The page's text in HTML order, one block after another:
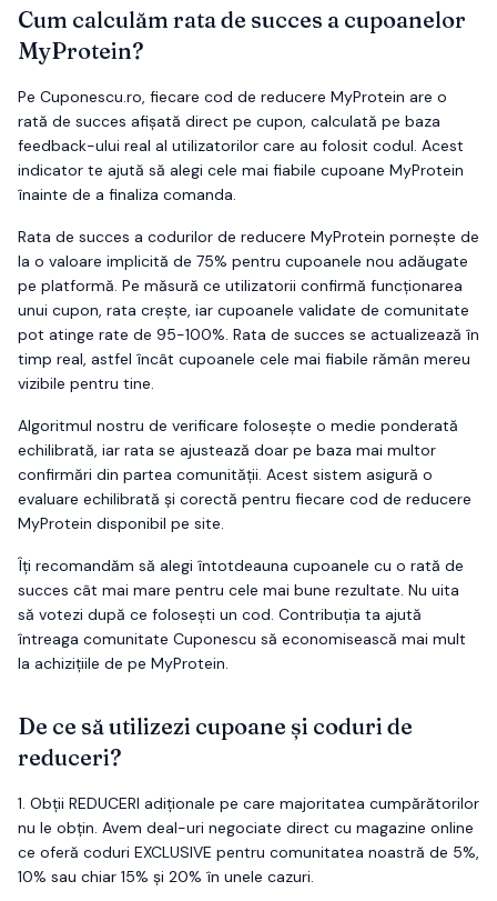
Cum calculăm rata de succes a cupoanelor
MyProtein?
Pe Cuponescu.ro, fiecare cod de reducere MyProtein are o
rată de succes afișată direct pe cupon, calculată pe baza
feedback-ului real al utilizatorilor care au folosit codul. Acest
indicator te ajută să alegi cele mai fiabile cupoane MyProtein
înainte de a finaliza comanda.
Rata de succes a codurilor de reducere MyProtein pornește de
la o valoare implicită de 75% pentru cupoanele nou adăugate
pe platformă. Pe măsură ce utilizatorii confirmă funcționarea
unui cupon, rata crește, iar cupoanele validate de comunitate
pot atinge rate de 95-100%. Rata de succes se actualizează în
timp real, astfel încât cupoanele cele mai fiabile rămân mereu
vizibile pentru tine.
Algoritmul nostru de verificare folosește o medie ponderată
echilibrată, iar rata se ajustează doar pe baza mai multor
confirmări din partea comunității. Acest sistem asigură o
evaluare echilibrată și corectă pentru fiecare cod de reducere
MyProtein disponibil pe site.
Îți recomandăm să alegi întotdeauna cupoanele cu o rată de
succes cât mai mare pentru cele mai bune rezultate. Nu uita
să votezi după ce folosești un cod. Contribuția ta ajută
întreaga comunitate Cuponescu să economisească mai mult
la achizițiile de pe MyProtein.
De ce să utilizezi cupoane și coduri de
reduceri?
1. Obții REDUCERI adiționale pe care majoritatea cumpărătorilor
nu le obțin. Avem deal-uri negociate direct cu magazine online
ce oferă coduri EXCLUSIVE pentru comunitatea noastră de 5%,
10% sau chiar 15% și 20% în unele cazuri.